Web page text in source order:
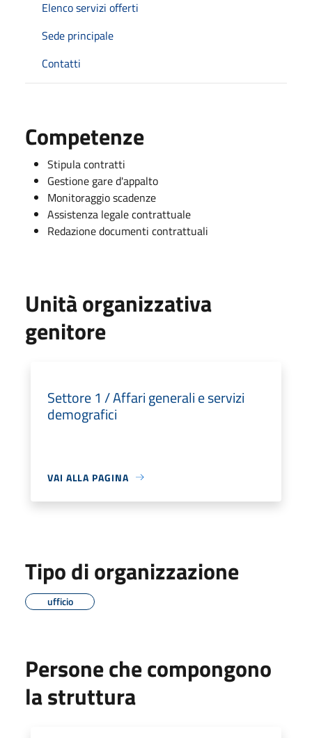
Elenco servizi offerti
Sede principale
Contatti
Competenze
Stipula contratti
Gestione gare d'appalto
Monitoraggio scadenze
Assistenza legale contrattuale
Redazione documenti contrattuali
Unità organizzativa
genitore
Settore 1 / Affari generali e servizi
demografici
VAI ALLA PAGINA
Tipo di organizzazione
ufficio
Persone che compongono
la struttura